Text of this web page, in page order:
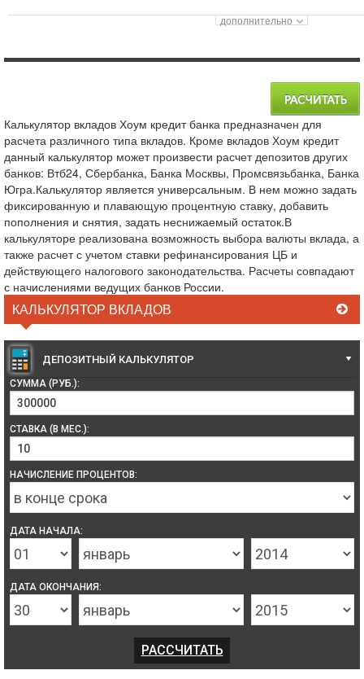
Калькулятор вкладов Хоум кредит банка предназначен для
расчета различного типа вкладов. Кроме вкладов Хоум кредит
данный калькулятор может произвести расчет депозитов других
банков: Втб24, Сбербанка, Банка Москвы, Промсвязьбанка, Банка
Югра.Калькулятор является универсальным. В нем можно задать
фиксированную и плавающую процентную ставку, добавить
пополнения и снятия, задать неснижаемый остаток.В
калькуляторе реализована возможность выбора валюты вклада, а
также расчет с учетом ставки рефинансирования ЦБ и
действующего налогового законодательства. Расчеты совпадают
с начислениями ведущих банков России.
КАЛЬКУЛЯТОР ВКЛАДОВ
ДЕПОЗИТНЫЙ КАЛЬКУЛЯТОР
СУММА (РУБ.):
СТАВКА (В МЕС.):
НАЧИСЛЕНИЕ ПРОЦЕНТОВ:
ДАТА НАЧАЛА:
ДАТА ОКОНЧАНИЯ: